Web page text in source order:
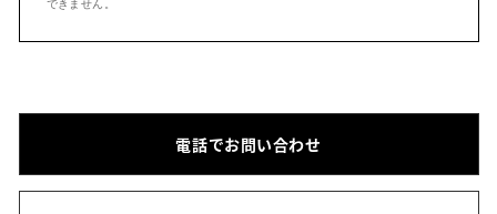
できません。
電話でお問い合わせ